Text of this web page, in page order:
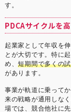
す。
PDCAサイクルを
起業家として年収を
とが大切です。特に
め、短期間で多くの
があります。
事業が軌道に乗って
来の戦略が通用しな
場では、競合他社に